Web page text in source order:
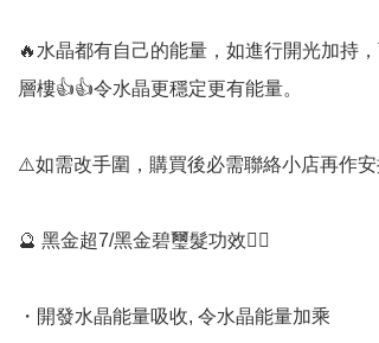
🔥水晶都有自己的能量，如進行開光加持
層樓👍👍令水晶更穩定更有能量。
⚠️如需改手圍，購買後必需聯絡小店再作
🔮 黑金超7/黑金碧璽髮功效💁‍♀️
・開發水晶能量吸收, 令水晶能量加乘